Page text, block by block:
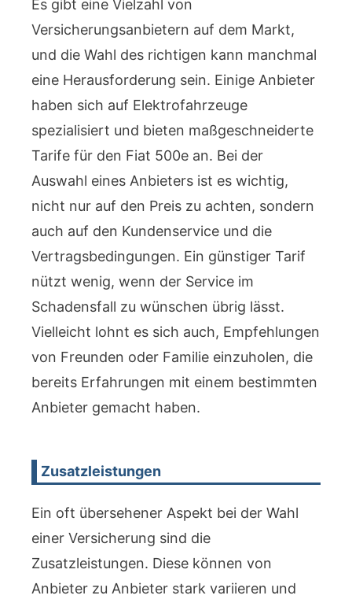
Es gibt eine Vielzahl von
Versicherungsanbietern auf dem Markt,
und die Wahl des richtigen kann manchmal
eine Herausforderung sein. Einige Anbieter
haben sich auf Elektrofahrzeuge
spezialisiert und bieten maßgeschneiderte
Tarife für den Fiat 500e an. Bei der
Auswahl eines Anbieters ist es wichtig,
nicht nur auf den Preis zu achten, sondern
auch auf den Kundenservice und die
Vertragsbedingungen. Ein günstiger Tarif
nützt wenig, wenn der Service im
Schadensfall zu wünschen übrig lässt.
Vielleicht lohnt es sich auch, Empfehlungen
von Freunden oder Familie einzuholen, die
bereits Erfahrungen mit einem bestimmten
Anbieter gemacht haben.
Zusatzleistungen
Ein oft übersehener Aspekt bei der Wahl
einer Versicherung sind die
Zusatzleistungen. Diese können von
Anbieter zu Anbieter stark variieren und